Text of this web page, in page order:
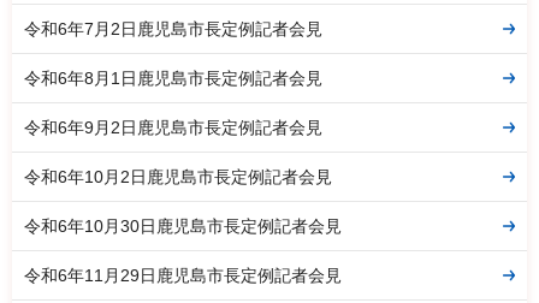
令和6年7月2日鹿児島市長定例記者会見
令和6年8月1日鹿児島市長定例記者会見
令和6年9月2日鹿児島市長定例記者会見
令和6年10月2日鹿児島市長定例記者会見
令和6年10月30日鹿児島市長定例記者会見
令和6年11月29日鹿児島市長定例記者会見